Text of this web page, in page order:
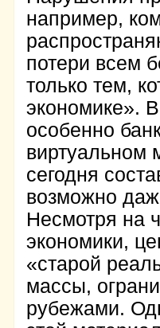
например,
потери всем
только тем,
экономике».
особенно
виртуальном
сегодня
возможно
Несмотря на
экономики,
«старой
массы,
рубежами.